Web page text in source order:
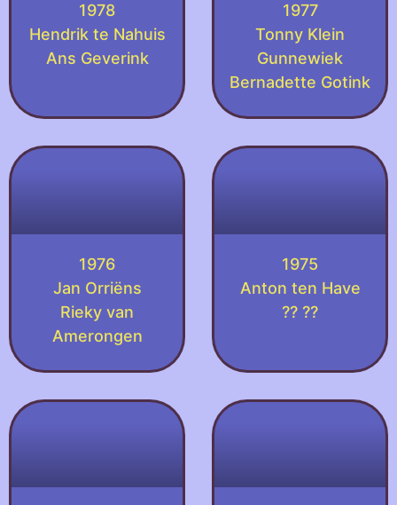
1978
Hendrik te Nahuis
Ans Geverink
1977
Tonny Klein
Gunnewiek
Bernadette Gotink
1976
Jan Orriëns
Rieky van
Amerongen
1975
Anton ten Have
?? ??